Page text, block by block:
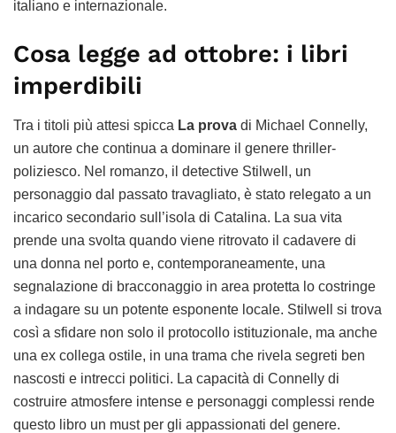
italiano e internazionale.
Cosa legge ad ottobre: i libri
imperdibili
Tra i titoli più attesi spicca La prova di Michael Connelly,
un autore che continua a dominare il genere thriller-
poliziesco. Nel romanzo, il detective Stilwell, un
personaggio dal passato travagliato, è stato relegato a un
incarico secondario sull’isola di Catalina. La sua vita
prende una svolta quando viene ritrovato il cadavere di
una donna nel porto e, contemporaneamente, una
segnalazione di bracconaggio in area protetta lo costringe
a indagare su un potente esponente locale. Stilwell si trova
così a sfidare non solo il protocollo istituzionale, ma anche
una ex collega ostile, in una trama che rivela segreti ben
nascosti e intrecci politici. La capacità di Connelly di
costruire atmosfere intense e personaggi complessi rende
questo libro un must per gli appassionati del genere.